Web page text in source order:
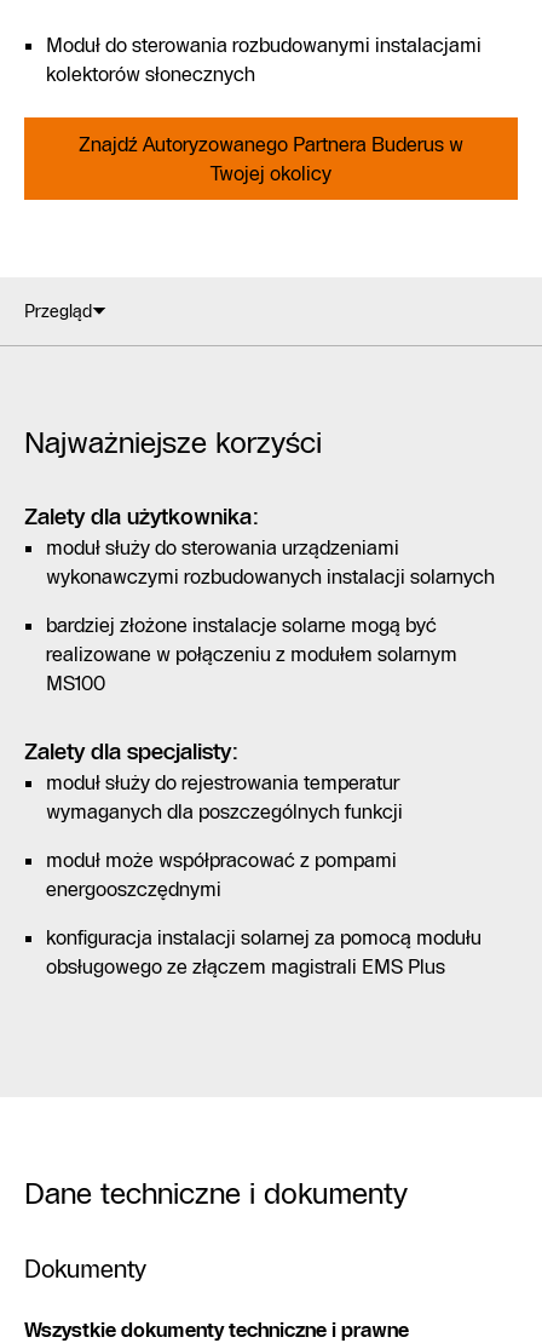
Moduł do sterowania rozbudowanymi instalacjami
kolektorów słonecznych
Znajdź Autoryzowanego Partnera Buderus w
Twojej okolicy
Przegląd
Najważniejsze korzyści
Zalety dla użytkownika:
moduł służy do sterowania urządzeniami
wykonawczymi rozbudowanych instalacji solarnych
bardziej złożone instalacje solarne mogą być
realizowane w połączeniu z modułem solarnym
MS100
Zalety dla specjalisty:
moduł służy do rejestrowania temperatur
wymaganych dla poszczególnych funkcji
moduł może współpracować z pompami
energooszczędnymi
konfiguracja instalacji solarnej za pomocą modułu
obsługowego ze złączem magistrali EMS Plus
Dane techniczne i dokumenty
Dokumenty
Wszystkie dokumenty techniczne i prawne